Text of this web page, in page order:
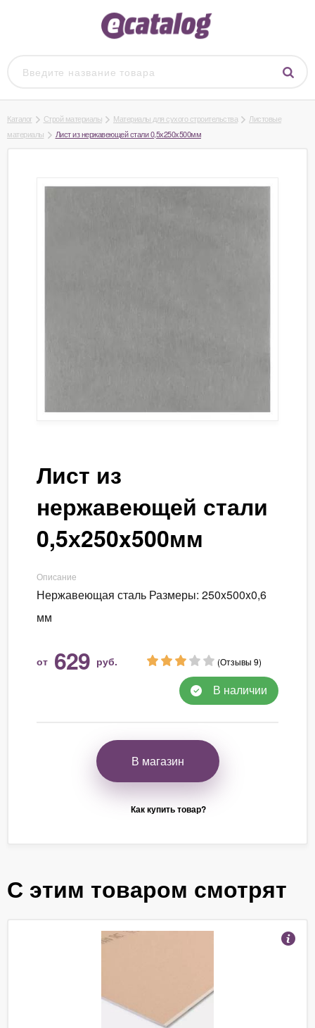
Каталог Строй материалы Материалы для сухого строительства
Листовые
материалы
Лист из нержавеющей стали 0,5х250x500мм
Лист из
нержавеющей стали
0,5х250x500мм
Описание
Нержавеющая сталь Размеры: 250x500x0,6
мм
от 629 руб. (Отзывы 9)
В наличии
В магазин
Как купить товар?
С этим товаром смотрят